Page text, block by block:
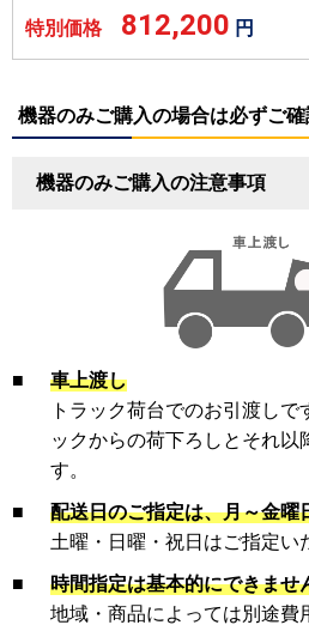
特別価格 812,200 円
機器のみご購入の場合は必ずご
機器のみご購入の注意事項
■
車上渡し
トラック荷台でのお引渡し
ックからの荷下ろしとそれ以
す。
■
配送日のご指定は、月～金曜
土曜・日曜・祝日はご指定い
■
時間指定は基本的にできませ
地域・商品によっては別途費